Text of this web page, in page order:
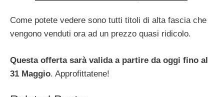
Come potete vedere sono tutti titoli di alta fascia che
vengono venduti ora ad un prezzo quasi ridicolo.
Questa offerta sarà valida a partire da oggi fino al
31 Maggio. Approfittatene!